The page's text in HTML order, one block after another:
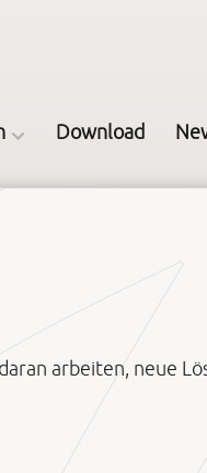
Download
arbeiten, neue